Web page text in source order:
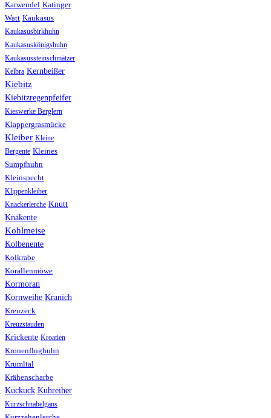
Karwendel Katinger
Watt Kaukasus
Kaukasusbirkhuhn
Kaukasuskönigshuhn
Kaukasussteinschmätzer
Kelbra Kernbeißer
Kiebitz
Kiebitzregenpfeifer
Kieswerke Berglern
Klappergrasmücke
Kleiber Kleine
Bergente Kleines
Sumpfhuhn
Kleinspecht
Klippenkleiber
Knackerlerche Knutt
Knäkente
Kohlmeise
Kolbenente
Kolkrabe
Korallenmöwe
Kormoran
Kornweihe Kranich
Kreuzeck
Kreuzstauden
Krickente Kroatien
Kronenflughuhn
Krumltal
Krähenscharbe
Kuckuck Kuhreiher
Kurzschnabelgans